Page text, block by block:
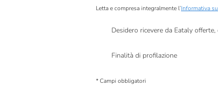
Chirico Pastiera
De Mori
Demil
Letta e compresa integralmente l’Informativa
Desidero ricevere da Eataly
Finalità di profilazione
* Campi obbligatori